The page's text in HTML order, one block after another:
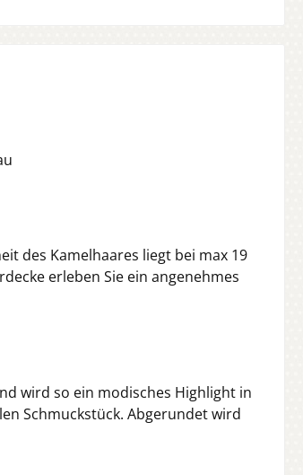
des Kamelhaares liegt bei max 19
erleben Sie ein angenehmes
wird so ein modisches Highlight in
Schmuckstück. Abgerundet wird